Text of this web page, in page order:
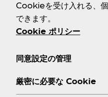
Cookieを受け入れる、
できます。
Cookie ポリシー
同意設定の管理
厳密に必要な Cookie